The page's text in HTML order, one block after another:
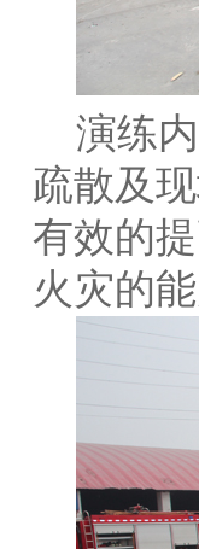
演练内
疏散及
有效的
火灾的